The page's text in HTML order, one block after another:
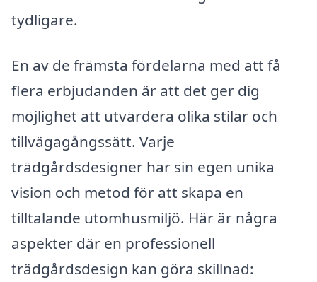
tydligare.
En av de främsta fördelarna med att få
flera erbjudanden är att det ger dig
möjlighet att utvärdera olika stilar och
tillvägagångssätt. Varje
trädgårdsdesigner har sin egen unika
vision och metod för att skapa en
tilltalande utomhusmiljö. Här är några
aspekter där en professionell
trädgårdsdesign kan göra skillnad: